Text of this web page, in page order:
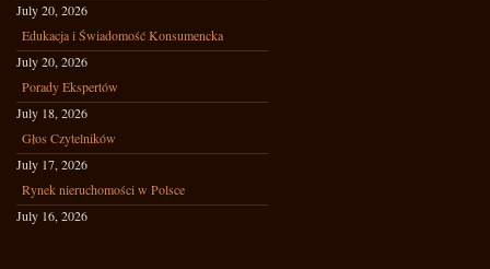
July 20, 2026
Edukacja i Świadomość Konsumencka
July 20, 2026
Porady Ekspertów
July 18, 2026
Głos Czytelników
July 17, 2026
Rynek nieruchomości w Polsce
July 16, 2026